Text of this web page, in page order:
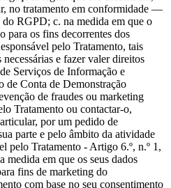
no tratamento em conformidade —
do RGPD; c. na medida em que o
para os fins decorrentes dos
pelo Tratamento, tais
e fazer valer direitos
Serviços de Informação e
de Conta de Demonstração
de fraudes ou marketing
Tratamento ou contactar-o,
por um pedido de
parte e pelo âmbito da atividade
pelo Tratamento - Artigo 6.º, n.º 1,
em que os seus dados
fins de marketing do
com base no seu consentimento